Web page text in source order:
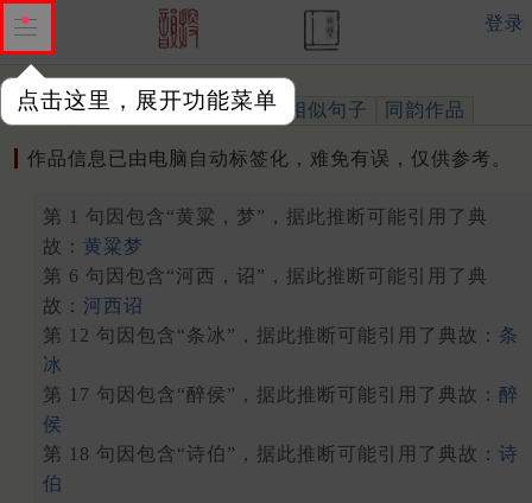
点击这里，展开功能菜单
登录
作品 标注四声 出处、引用 相似句子 同韵作品
作品信息已由电脑自动标签化，难免有误，仅供参考。
第 1 句因包含“黄粱，梦”，据此推断可能引用了典
故： 黄粱梦
第 6 句因包含“河西，诏”，据此推断可能引用了典
故： 河西诏
第 12 句因包含“条冰”，据此推断可能引用了典故： 条
冰
第 17 句因包含“醉侯”，据此推断可能引用了典故： 醉
侯
第 18 句因包含“诗伯”，据此推断可能引用了典故： 诗
伯